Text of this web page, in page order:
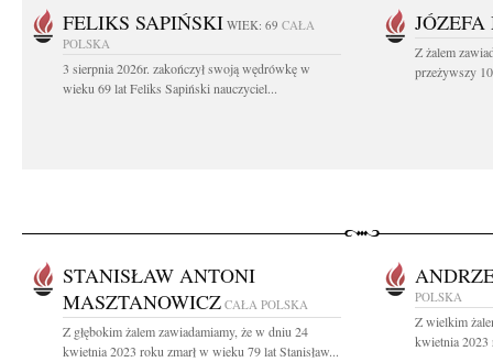
FELIKS SAPIŃSKI WIEK: 69 CAŁA
POLSKA
3 sierpnia 2026r. zakończył swoją wędrówkę w
wieku 69 lat Feliks Sapiński nauczyciel...
Z żalem
przeżywszy
STANISŁAW ANTONI
MASZTANOWICZ CAŁA POLSKA
Z głębokim żalem zawiadamiamy, że w dniu 24
kwietnia 2023 roku zmarł w wieku 79 lat Stanisław...
POLSKA
Z wielkim
kwietnia 2023